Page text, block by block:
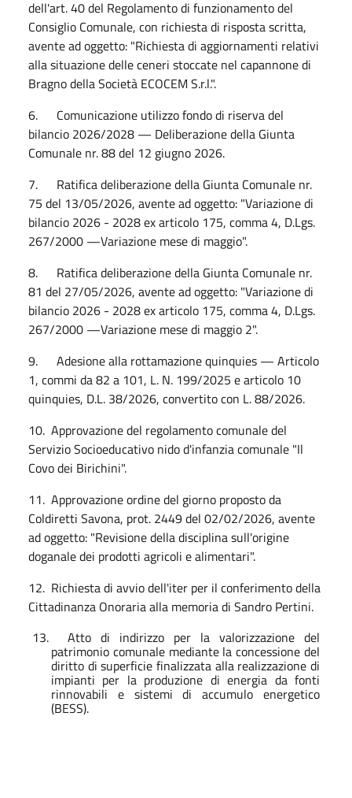
dell'art. 40 del Regolamento di funzionamento del
Consiglio Comunale, con richiesta di risposta scritta,
avente ad oggetto: "Richiesta di aggiornamenti relativi
alla situazione delle ceneri stoccate nel capannone di
Bragno della Società ECOCEM S.r.l.".
6. Comunicazione utilizzo fondo di riserva del
bilancio 2026/2028 — Deliberazione della Giunta
Comunale nr. 88 del 12 giugno 2026.
7. Ratifica deliberazione della Giunta Comunale nr.
75 del 13/05/2026, avente ad oggetto: "Variazione di
bilancio 2026 - 2028 ex articolo 175, comma 4, D.Lgs.
267/2000 —Variazione mese di maggio".
8. Ratifica deliberazione della Giunta Comunale nr.
81 del 27/05/2026, avente ad oggetto: "Variazione di
bilancio 2026 - 2028 ex articolo 175, comma 4, D.Lgs.
267/2000 —Variazione mese di maggio 2".
9. Adesione alla rottamazione quinquies — Articolo
1, commi da 82 a 101, L. N. 199/2025 e articolo 10
quinquies, D.L. 38/2026, convertito con L. 88/2026.
10. Approvazione del regolamento comunale del
Servizio Socioeducativo nido d'infanzia comunale "Il
Covo dei Birichini".
11. Approvazione ordine del giorno proposto da
Coldiretti Savona, prot. 2449 del 02/02/2026, avente
ad oggetto: "Revisione della disciplina sull'origine
doganale dei prodotti agricoli e alimentari".
12. Richiesta di avvio dell'iter per il conferimento della
Cittadinanza Onoraria alla memoria di Sandro Pertini.
13. Atto di indirizzo per la valorizzazione del
patrimonio comunale mediante la concessione del
diritto di superficie finalizzata alla realizzazione di
impianti per la produzione di energia da fonti
rinnovabili e sistemi di accumulo energetico
(BESS).